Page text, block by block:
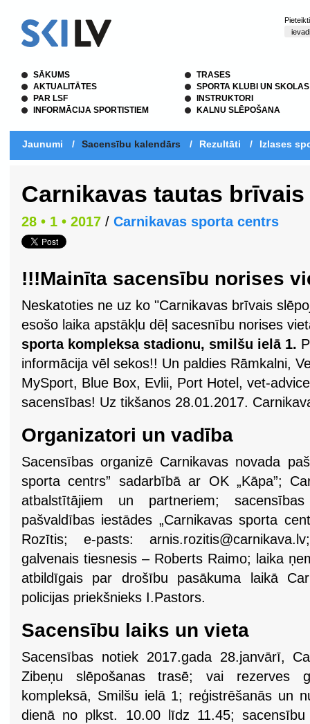
SĀKUMS
AKTUALITĀTES
PAR LSF
INFORMĀCIJA SPORTISTIEM
TRASES
SPORTA KLUBI UN SKOLAS
INSTRUKTORI
KALNU SLĒPOŠANA
Jaunumi / Sacensību kalendārs / Rezultāti / Izlases
Carnikavas tautas
28 • 1 • 2017 / Carnikavas sporta centrs
!!!Mainīta sacensību norises
Neskatoties ne uz ko "Carnikavas brīvais
esošo laika apstākļu dēļ sacesnību norises
sporta kompleksa stadionu, smilšu ielā 1.
informācija vēl sekos!! Un paldies Rāmkalni,
MySport, Blue Box, Evlii, Port Hotel, vet-
sacensības! Uz tikšanos 28.01.2017.
Organizatori un vadība
Sacensības organizē Carnikavas novada
sporta centrs” sadarbībā ar OK „Kāpa”;
atbalstītājiem un partneriem;
pašvaldības iestādes „Carnikavas sporta
Rozītis; e-pasts: arnis.rozitis@carnikava.lv
galvenais tiesnesis – Roberts Raimo; laika
atbildīgais par drošību pasākuma laikā
policijas priekšnieks I.Pastors.
Sacensību laiks un vieta
Sacensības notiek 2017.gada 28.janvārī,
Zibeņu slēpošanas trasē; vai rezerves
kompleksā, Smilšu ielā 1; reģistrēšanās un
dienā no plkst. 10.00 līdz 11.45;